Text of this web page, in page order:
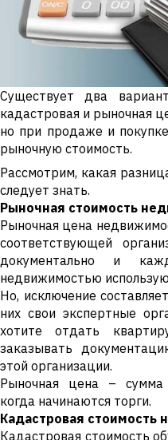
Существует два
кадастровая и рыночная
но при продаже и
рыночную стоимость.
Рассмотрим, какая
следует знать.
Рыночная стоимость
Рыночная цена
соответствующей
документально и
недвижимостью
Но, исключение
них свои экспертные
хотите отдать
заказывать
этой организации.
Рыночная цена – сумма
когда начинаются торги.
Кадастровая стоимость
Кадастровая стоимость